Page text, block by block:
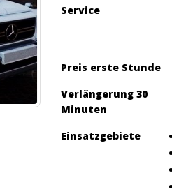
Service
Preis erste Stunde
Verlängerung 30
Minuten
Einsatzgebiete